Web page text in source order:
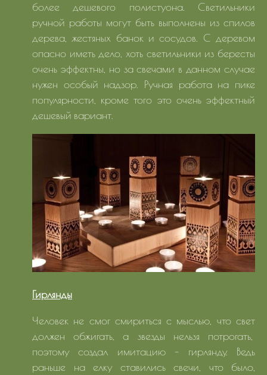
более дешевого полистуона. Светильники
ручной работы могут быть выполнены из спилов
дерева, жестяных банок и сосудов. С деревом
опасно иметь дело, хоть светильники из бересты
очень эффектны, но за свечами в данном случае
нужен особый надзор. Ручная работа на пике
популярности, кроме того это очень эффектный
дешевый вариант.
Гирлянды
Человек не смог смириться с мыслью, что свет
должен обжигать, а звезды нельзя потрогать,
поэтому создал имитацию - гирлянду. Ведь
раньше на елку ставились свечи, что было,